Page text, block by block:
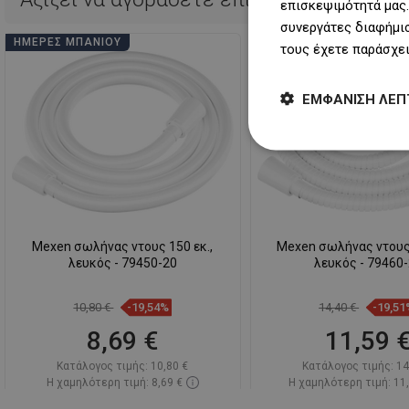
ΗΜΈΡΕΣ ΜΠΆΝΙΟΥ
Mexen σωλήνας ντους 150 εκ.,
λευκός - 79450-20
10,80 € -19,54%
8,69 €
Κατάλογος τιμής: 10,80 €
Η χαμηλότερη τιμή: 8,69 €
ΗΜΈΡΕΣ ΜΠΆΝΙΟΥ
Mexen σωλήνας
λευκός -
14,40 € -
11,59 €
Κατάλογος τιμής:
Η χαμηλότερη τιμή:
επισκεψιμότητά
συνεργάτες
τους έχετε
ΕΜΦΆΝΙΣΗ